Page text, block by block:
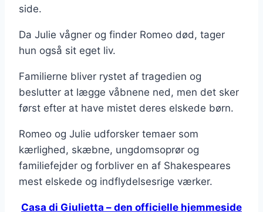
side.
Da Julie vågner og finder Romeo død, tager
hun også sit eget liv.
Familierne bliver rystet af tragedien og
beslutter at lægge våbnene ned, men det sker
først efter at have mistet deres elskede børn.
Romeo og Julie udforsker temaer som
kærlighed, skæbne, ungdomsoprør og
familiefejder og forbliver en af ​​Shakespeares
mest elskede og indflydelsesrige værker.
Casa di Giulietta – den officielle hjemmeside